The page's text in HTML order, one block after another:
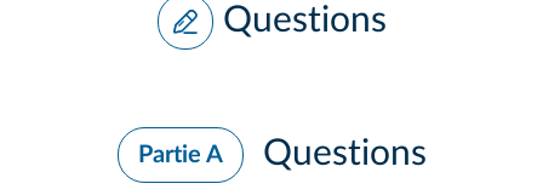
Questions
Partie A
Questions